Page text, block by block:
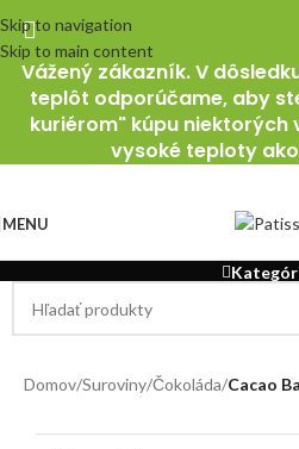
Skip to navigation
Skip to main content
Vážený zákazník. V
teplôt odporúčame, aby
kuriérom" kúpu
vysoké teploty
MENU Cacao
Domov/Suroviny/Čokoláda/Cacao